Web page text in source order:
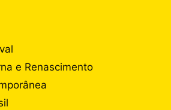
e Renascimento